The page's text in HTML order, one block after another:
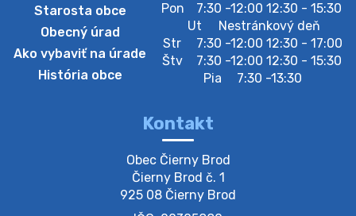
Zberný dvor-Gyűjtőudvar
Oznamujeme obyvateľom, že v stredu 05. augusta
bude zberný dvor zatvorený. Értesítjük a lakosokat,
hogy szerdán augusztus 05-én a gyűjtőudvar zárva
lesz https://ciernybrod.sk?p=214…
Zber separovaného odpadu plastu-
Szeparált műanya…
Oznamujeme obyvateľom, že v stredu 05. augusta
prebehne zber separovaného odpadu plastu. Prosíme
Starosta obce
Obecný úrad
Ako vybaviť na úrade
História obce
Pon
7:30 -12:00 12:30 - 15:30
Ut
Nestránkový deň
Str
7:30 -12:00 12:30 - 17:00
Štv
7:30 -12:00 12:30 - 15:30
Pia
7:30 -13:30
Kontakt
Obec Čierny Brod
Čierny Brod č. 1
925 08 Čierny Brod